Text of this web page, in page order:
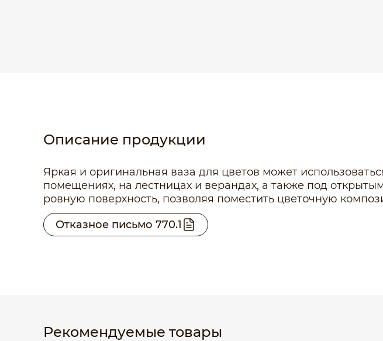
Описание продукции
Яркая и оригинальная ваза для цветов может
помещениях, на лестницах и верандах, а также под
ровную поверхность, позволяя поместить цветочную
Отказное письмо 770.1
Рекомендуемые товары